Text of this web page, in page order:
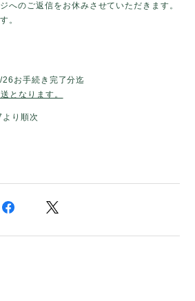
へのご返信をお休みさせていただきます。
。
お手続き完了分迄
となります。
り順次